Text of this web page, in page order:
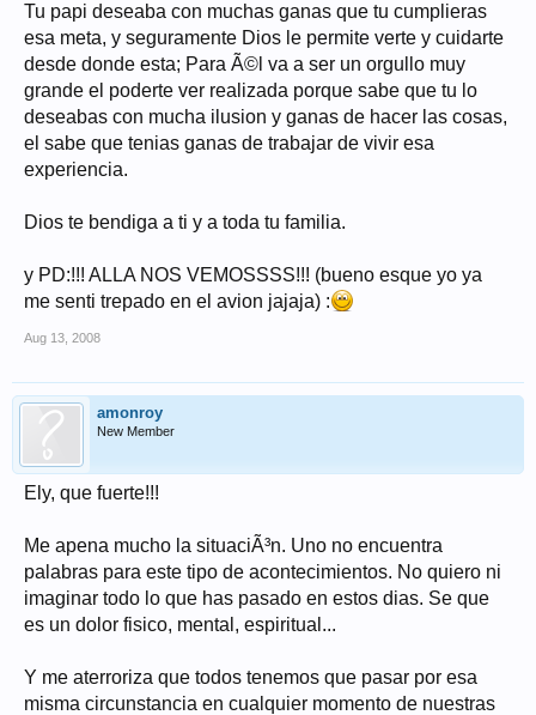
Tu papi deseaba con muchas ganas que tu cumplieras
esa meta, y seguramente Dios le permite verte y cuidarte
desde donde esta; Para Ã©l va a ser un orgullo muy
grande el poderte ver realizada porque sabe que tu lo
deseabas con mucha ilusion y ganas de hacer las cosas,
el sabe que tenias ganas de trabajar de vivir esa
experiencia.
Dios te bendiga a ti y a toda tu familia.
y PD:!!! ALLA NOS VEMOSSSS!!! (bueno esque yo ya
me senti trepado en el avion jajaja) :
Aug 13, 2008
amonroy
New Member
Ely, que fuerte!!!
Me apena mucho la situaciÃ³n. Uno no encuentra
palabras para este tipo de acontecimientos. No quiero ni
imaginar todo lo que has pasado en estos dias. Se que
es un dolor fisico, mental, espiritual...
Y me aterroriza que todos tenemos que pasar por esa
misma circunstancia en cualquier momento de nuestras